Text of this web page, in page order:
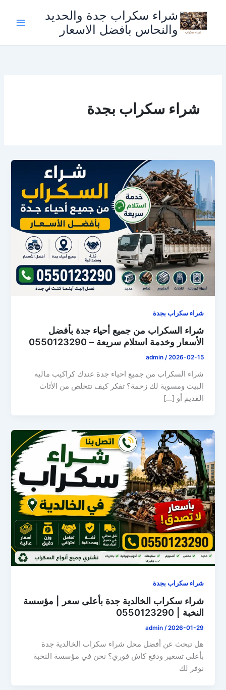
المحتوى
شراء سكراب جدة والحديد
والنحاس بافضل الاسعار
شراء سكراب بجدة
شراء سكراب بجدة
شراء السكراب من جميع أحياء جدة بأفضل
الأسعار وخدمة استلام سريعة – 0550123290
admin /2026-02-15
شراء السكراب من جمبع احياء جدة عندك كراكيب ماليه
البيت ومسوية لك زحمة؟ تفكر كيف تتخلص من الأثاث
القديم أو […]
شراء سكراب بجدة
شراء سكراب الخالدية جدة بأعلى سعر | مؤسسة
النخبة | 0550123290
admin /2026-01-29
هل تبحث عن أفضل محل شراء سكراب الخالدية جدة
بأعلى تسعير ودفع كاش فوري؟ نحن في مؤسسة النخبة
نوفر لك